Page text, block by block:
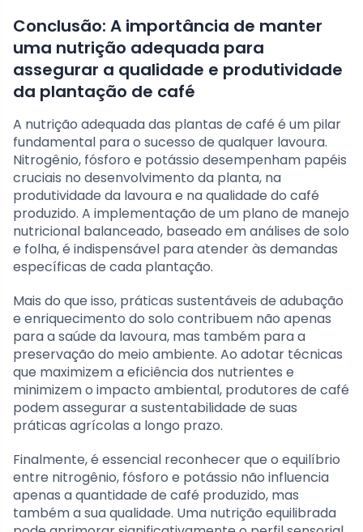
Conclusão: A importância de manter
uma nutrição adequada para
assegurar a qualidade e produtividade
da plantação de café
A nutrição adequada das plantas de café é um pilar
fundamental para o sucesso de qualquer lavoura.
Nitrogênio, fósforo e potássio desempenham papéis
cruciais no desenvolvimento da planta, na
produtividade da lavoura e na qualidade do café
produzido. A implementação de um plano de manejo
nutricional balanceado, baseado em análises de solo
e folha, é indispensável para atender às demandas
específicas de cada plantação.
Mais do que isso, práticas sustentáveis de adubação
e enriquecimento do solo contribuem não apenas
para a saúde da lavoura, mas também para a
preservação do meio ambiente. Ao adotar técnicas
que maximizem a eficiência dos nutrientes e
minimizem o impacto ambiental, produtores de café
podem assegurar a sustentabilidade de suas
práticas agrícolas a longo prazo.
Finalmente, é essencial reconhecer que o equilíbrio
entre nitrogênio, fósforo e potássio não influencia
apenas a quantidade de café produzido, mas
também a sua qualidade. Uma nutrição equilibrada